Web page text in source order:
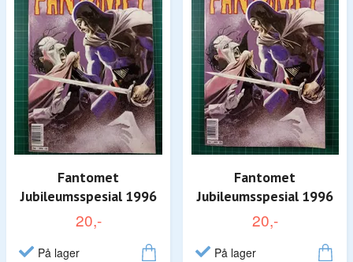
Fantomet
Jubileumsspesial 1996
20,-
På lager
Fantomet
Jubileumsspesial 1996
20,-
På lager